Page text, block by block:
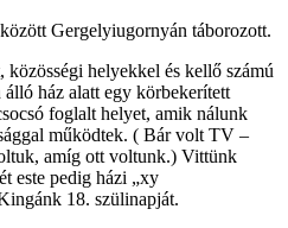
Gergelyiugornyán táborozott.
helyekkel és kellő számú
ház alatt egy körbekerített
foglalt helyet, amik nálunk
működtek. ( Bár volt TV –
amíg ott voltunk.) Vittünk
este pedig házi „xy
18. szülinapját.